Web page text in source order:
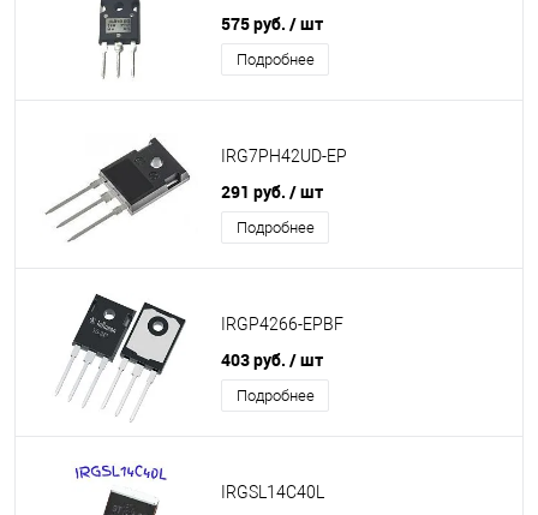
575 руб. / шт
Подробнее
IRG7PH42UD-EP
291 руб. / шт
Подробнее
IRGP4266-EPBF
403 руб. / шт
Подробнее
IRGSL14C40L